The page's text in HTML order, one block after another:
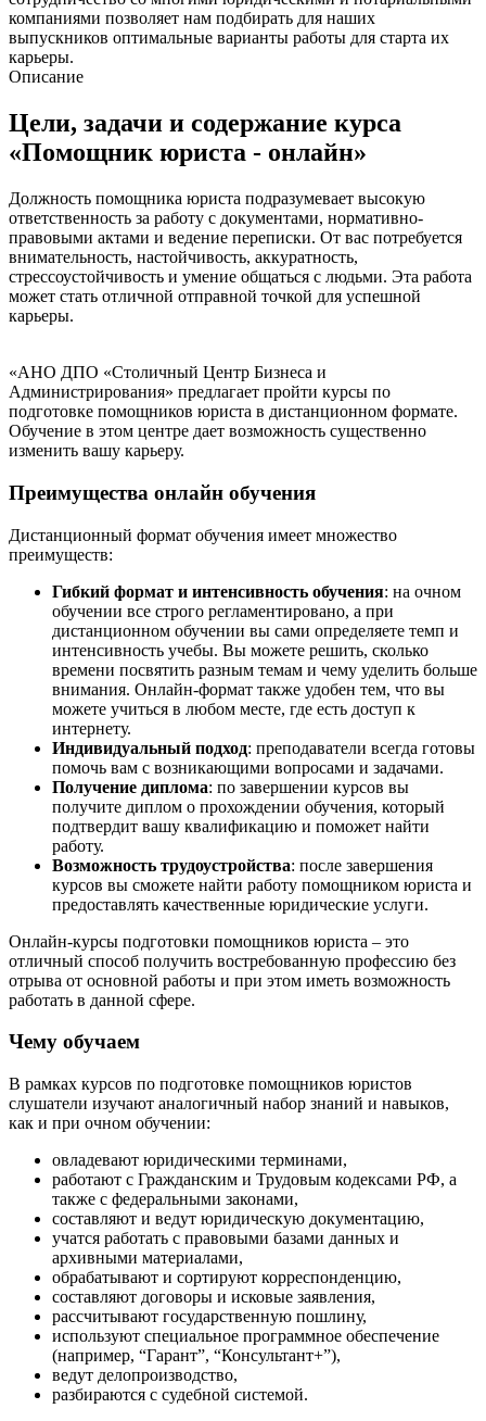
компаниями позволяет нам подбирать для наших
выпускников оптимальные варианты работы для старта их
карьеры.
Описание
Цели, задачи и содержание курса
«Помощник юриста - онлайн»
Должность помощника юриста подразумевает высокую
ответственность за работу с документами, нормативно-
правовыми актами и ведение переписки. От вас потребуется
внимательность, настойчивость, аккуратность,
стрессоустойчивость и умение общаться с людьми. Эта работа
может стать отличной отправной точкой для успешной
карьеры.
«АНО ДПО «Столичный Центр Бизнеса и
Администрирования» предлагает пройти курсы по
подготовке помощников юриста в дистанционном формате.
Обучение в этом центре дает возможность существенно
изменить вашу карьеру.
Преимущества онлайн обучения
Дистанционный формат обучения имеет множество
преимуществ:
Гибкий формат и интенсивность обучения: на очном
обучении все строго регламентировано, а при
дистанционном обучении вы сами определяете темп и
интенсивность учебы. Вы можете решить, сколько
времени посвятить разным темам и чему уделить больше
внимания. Онлайн-формат также удобен тем, что вы
можете учиться в любом месте, где есть доступ к
интернету.
Индивидуальный подход: преподаватели всегда готовы
помочь вам с возникающими вопросами и задачами.
Получение диплома: по завершении курсов вы
получите диплом о прохождении обучения, который
подтвердит вашу квалификацию и поможет найти
работу.
Возможность трудоустройства: после завершения
курсов вы сможете найти работу помощником юриста и
предоставлять качественные юридические услуги.
Онлайн-курсы подготовки помощников юриста – это
отличный способ получить востребованную профессию без
отрыва от основной работы и при этом иметь возможность
работать в данной сфере.
Чему обучаем
В рамках курсов по подготовке помощников юристов
слушатели изучают аналогичный набор знаний и навыков,
как и при очном обучении:
овладевают юридическими терминами,
работают с Гражданским и Трудовым кодексами РФ, а
также с федеральными законами,
составляют и ведут юридическую документацию,
учатся работать с правовыми базами данных и
архивными материалами,
обрабатывают и сортируют корреспонденцию,
составляют договоры и исковые заявления,
рассчитывают государственную пошлину,
используют специальное программное обеспечение
(например, “Гарант”, “Консультант+”),
ведут делопроизводство,
разбираются с судебной системой.